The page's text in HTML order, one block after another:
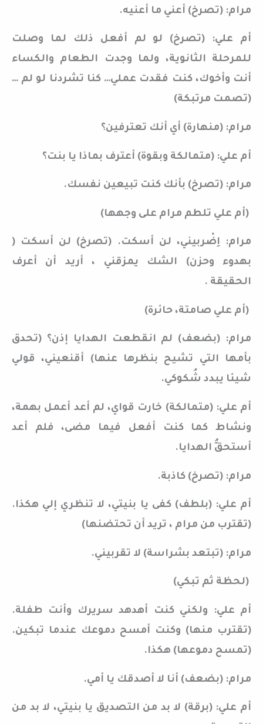
مرام: (تصرخ) أعني ما أعنيه.
أم علي: (تصرخ) لو لم أفعل ذلك لما وصلت
للمرحلة الثانوية، ولما وجدت الطعام والكساء
أنت وأخوك، كنت فقدت عملي… كنا تشردنا لو لم …
(تصمت مرتبكة)
مرام: (منهارة) أي أنك تعترفين؟
أم علي: (متمالكة وبقوة) أعترف بماذا يا بنت؟
مرام: (تصرخ) بأنك كنت تبيعين نفسك.
(أم علي تلطم مرام على وجهها)
مرام: اِضْربيني، لن أسكت. (تصرخ) لن أسكت (
بهدوء وحزن) الشك يمزقني ، أريد أن أعرف
الحقيقة .
(أم علي صامتة، حائرة)
مرام: (بضعف) لم انقطعت الهدايا إذن؟ (تحدق
بأمها التي تشيح بنظرها عنها) أقنعيني، قولي
شيئا يبدد شُكوكي.
أم علي: (متمالكة) خارت قواي، لم أعد أعمل بهمة،
ونشاط كما كنت أفعل فيما مضى، فلم أعد
أستحقُّ الهدايا.
مرام: (تصرخ) كاذبة.
أم علي: (بلطف) كفى يا بنيتي، لا تنظري إلي هكذا.
(تقترب من مرام ، تريد أن تحتضنها)
مرام: (تبتعد بشراسة) لا تقربيني.
(لحظة ثم تبكي)
أم علي: ولكني كنت أهدهد سريرك وأنت طفلة.
(تقترب منها) وكنت أمسح دموعك عندما تبكين.
(تمسح دموعها) هكذا.
مرام: (بضعف) أنا لا أصدقك يا أمي.
أم علي: (برقة) لا بد من التصديق يا بنيتي، لا بد من